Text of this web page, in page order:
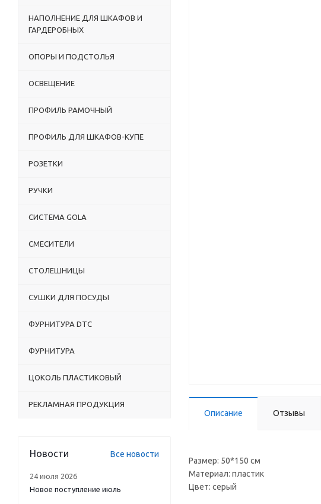
Описание Отзывы
Размер: 50*150 см
Материал: пластик
Цвет: серый
НАПОЛНЕНИЕ ДЛЯ ШКАФОВ И
ГАРДЕРОБНЫХ
ОПОРЫ И ПОДСТОЛЬЯ
ОСВЕЩЕНИЕ
ПРОФИЛЬ РАМОЧНЫЙ
ПРОФИЛЬ ДЛЯ ШКАФОВ-КУПЕ
РОЗЕТКИ
РУЧКИ
СИСТЕМА GOLA
СМЕСИТЕЛИ
СТОЛЕШНИЦЫ
СУШКИ ДЛЯ ПОСУДЫ
ФУРНИТУРА DTC
ФУРНИТУРА
ЦОКОЛЬ ПЛАСТИКОВЫЙ
РЕКЛАМНАЯ ПРОДУКЦИЯ
Новости Все новости
24 июля 2026
Новое поступление июль